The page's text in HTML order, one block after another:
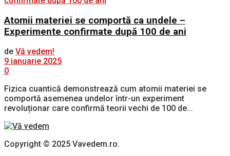
Atomii materiei se comportă ca undele –
Experimente confirmate după 100 de ani
de Vă vedem!
9 ianuarie 2025
0
Fizica cuantică demonstrează cum atomii materiei se
comportă asemenea undelor într-un experiment
revoluționar care confirmă teorii vechi de 100 de...
Copyright © 2025 Vavedem.ro.